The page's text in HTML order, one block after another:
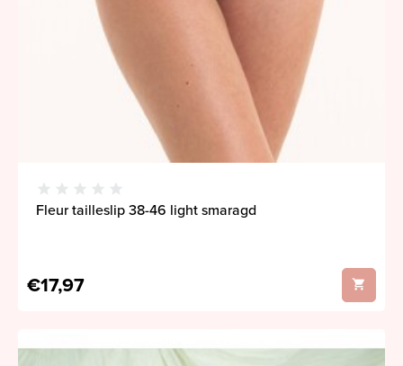
Fleur tailleslip 38-46 light smaragd
€17,97